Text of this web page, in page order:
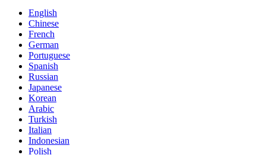
English
Chinese
French
German
Portuguese
Spanish
Russian
Japanese
Korean
Arabic
Turkish
Italian
Indonesian
Polish